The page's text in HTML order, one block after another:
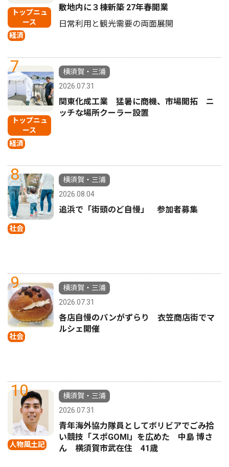
トップニュ
ース
経済
敷地内に３棟新築 27年春開業
日常利用と観光需要の両面展開
7
トップニュ
ース
経済
横須賀・三浦
2026.07.31
関東化成工業 猛暑に商機、市場開拓 ニ
ッチな場所クーラー設置
8
社会
横須賀・三浦
2026.08.04
追浜で「街頭のど自慢」 参加者募集
9
社会
横須賀・三浦
2026.07.31
各店自慢のパンがずらり 衣笠商店街でマ
ルシェ開催
10
人物風土記
横須賀・三浦
2026.07.31
青年海外協力隊員としてボリビアでごみ拾
い競技「スポGOMI」を広めた 中島 博さ
ん 横須賀市武在住 41歳